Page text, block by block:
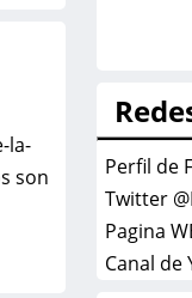
la-
son
Perfil de
Twitter
Pagina
Canal de